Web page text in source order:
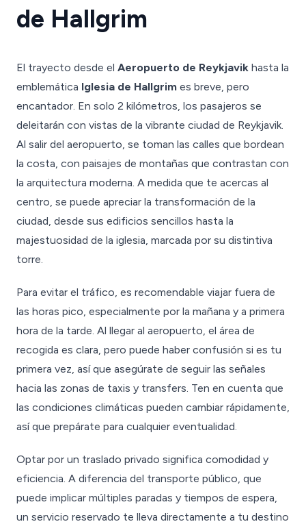
de Hallgrim
El trayecto desde el Aeropuerto de Reykjavik hasta la
emblemática Iglesia de Hallgrim es breve, pero
encantador. En solo 2 kilómetros, los pasajeros se
deleitarán con vistas de la vibrante ciudad de Reykjavik.
Al salir del aeropuerto, se toman las calles que bordean
la costa, con paisajes de montañas que contrastan con
la arquitectura moderna. A medida que te acercas al
centro, se puede apreciar la transformación de la
ciudad, desde sus edificios sencillos hasta la
majestuosidad de la iglesia, marcada por su distintiva
torre.
Para evitar el tráfico, es recomendable viajar fuera de
las horas pico, especialmente por la mañana y a primera
hora de la tarde. Al llegar al aeropuerto, el área de
recogida es clara, pero puede haber confusión si es tu
primera vez, así que asegúrate de seguir las señales
hacia las zonas de taxis y transfers. Ten en cuenta que
las condiciones climáticas pueden cambiar rápidamente,
así que prepárate para cualquier eventualidad.
Optar por un traslado privado significa comodidad y
eficiencia. A diferencia del transporte público, que
puede implicar múltiples paradas y tiempos de espera,
un servicio reservado te lleva directamente a tu destino